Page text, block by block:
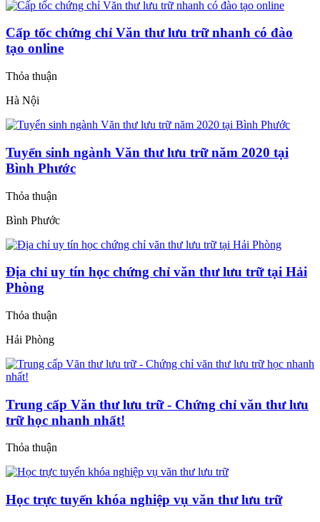
Cấp tốc chứng chỉ Văn thư lưu trữ nhanh có đào
tạo online
Thỏa thuận
Hà Nội
Tuyển sinh ngành Văn thư lưu trữ năm 2020 tại
Bình Phước
Thỏa thuận
Bình Phước
Địa chỉ uy tín học chứng chỉ văn thư lưu trữ tại Hải
Phòng
Thỏa thuận
Hải Phòng
Trung cấp Văn thư lưu trữ - Chứng chỉ văn thư lưu
trữ học nhanh nhất!
Thỏa thuận
Học trực tuyến khóa nghiệp vụ văn thư lưu trữ